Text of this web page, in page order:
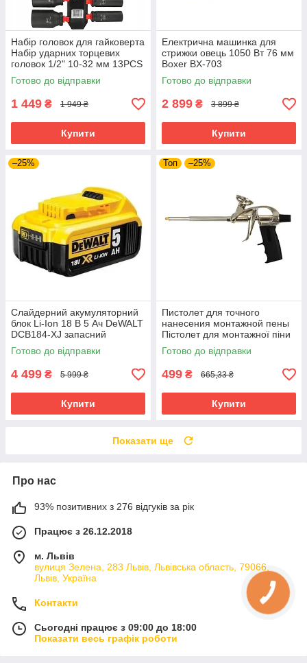
Набір головок для гайковерта
Набір ударних торцевих
головок 1/2" 10-32 мм 13PCS
BJC /довгі/. M58272
Готово до відправки
1 449 ₴ 1 949 ₴
Купити
Електрична машинка для
стрижки овець 1050 Вт 76 мм
Boxer BX-703
електротриммер для стрижки
худоби тварин
Готово до відправки
2 899 ₴ 3 899 ₴
Купити
–25%
Слайдерний акумуляторний
блок Li-Ion 18 В 5 Ач DeWALT
DCB184-XJ запасний
акумулятор для
електроінструменту АКБ лі-
іон
Готово до відправки
4 499 ₴ 5 999 ₴
Купити
Топ –25%
Пистолет для точного
нанесения монтажной пены
Пістолет для монтажної піни
GEKO G01199
Готово до відправки
499 ₴ 665,33 ₴
Купити
Показати ще
Про нас
93% позитивних з 276 відгуків за рік
Працює з 26.12.2018
м. Львів
вулиця Зелена, 283 Львів, Львівська область, 79066,
Львів, Україна
Контакти
Сьогодні працює з 09:00 до 18:00
Показати весь графік роботи